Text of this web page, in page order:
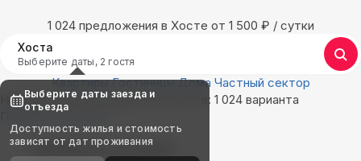
1 024 предложения в Хосте oт 1 500 ₽ / сутки
Хоста
Выберите даты, 2 гостя
Квартиры Гостиницы Дома Частный сектор
Найдём, где остановиться в Хосте: 1 024 варианта
Показать на карте
Выбирайте лучшее
Выберите даты заезда и
отъезда
Доступность жилья и стоимость
зависят от дат проживания